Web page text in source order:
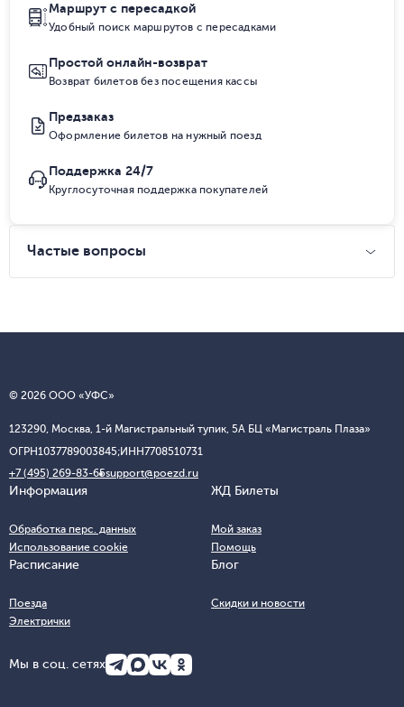
Маршрут с пересадкой
Удобный поиск маршрутов с пересадками
Простой онлайн-возврат
Возврат билетов без посещения кассы
Предзаказ
Оформление билетов на нужный поезд
Поддержка 24/7
Круглосуточная поддержка покупателей
Частые вопросы
© 2026 ООО «УФС»
123290, Москва, 1-й Магистральный тупик, 5А БЦ «Магистраль Плаза»
ОГРН1037789003845;ИНН7708510731
+7 (495) 269-83-65support@poezd.ru
Информация
Обработка перс. данных
Использование cookie
ЖД Билеты
Мой заказ
Помощь
Расписание
Поезда
Электрички
Блог
Скидки и новости
Мы в соц. сетях